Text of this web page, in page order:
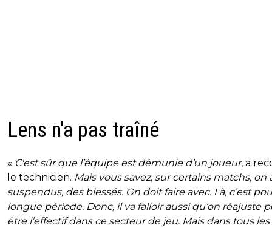
Lens n'a pas traîné
« C'est sûr que l’équipe est démunie d’un joueur, a
le technicien. Mais vous savez, sur certains matchs, on
suspendus, des blessés. On doit faire avec. Là, c’est
longue période. Donc, il va falloir aussi qu’on réajuste
être l’effectif dans ce secteur de jeu. Mais dans tous les